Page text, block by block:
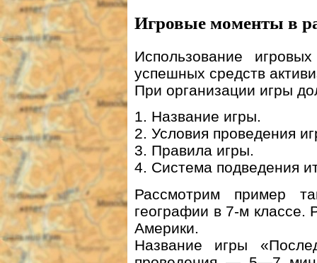
Игровые моменты в
Использование
успешных средств
При организации игры
1. Название игры.
2. Условия проведения
3. Правила игры.
4. Система подведения
Рассмотрим пример
географии в 7-м классе.
Америки.
Название игры